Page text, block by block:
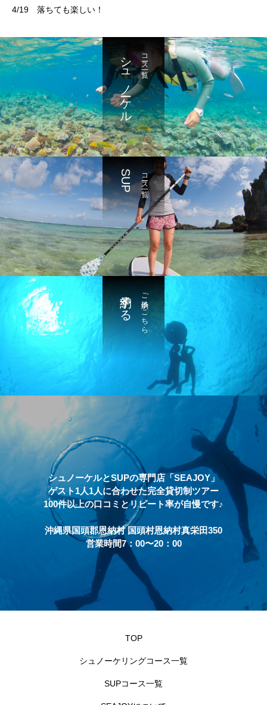
4/19 落ちても楽しい！
コース一覧
シュノーケル
コース一覧
SUP
ご予約はこちら
予約する
シュノーケルとSUPの専門店「SEAJOY」
ゲスト1人1人に合わせた完全貸切制ツアー
100件以上の口コミとリピート率が自慢です♪
沖縄県国頭郡恩納村 国頭村恩納村真栄田350
営業時間7：00〜20：00
TOP
シュノーケリングコース一覧
SUPコース一覧